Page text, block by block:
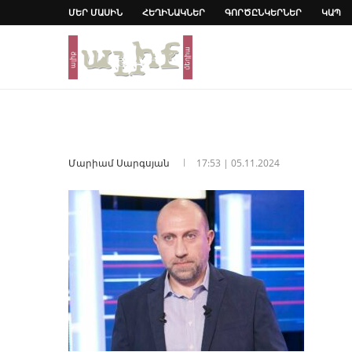
ՄԵՐ ՄԱՍԻՆ ՀԵՂԻՆԱԿՆԵՐ ԳՈՐԾԸՆԿԵՐՆԵՐ ԿԱՊ
Մարիամ Սարգսյան 17:53 | 05.11.2024